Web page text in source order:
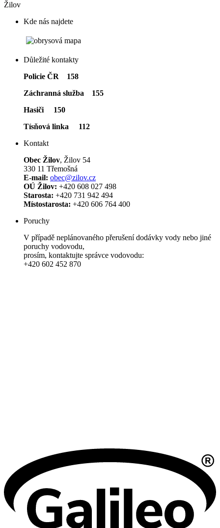
Žilov
Kde nás najdete
Důležité kontakty
Policie ČR 158
Záchranná služba 155
Hasiči 150
Tísňová linka 112
Kontakt
Obec Žilov, Žilov 54
330 11 Třemošná
E-mail: obec@zilov.cz
OÚ Žilov: +420 608 027 498
Starosta: +420 731 942 494
Místostarosta: +420 606 764 400
Poruchy
V případě neplánovaného přerušení dodávky vody nebo jiné
poruchy vodovodu,
prosím, kontaktujte správce vodovodu:
+420 602 452 870